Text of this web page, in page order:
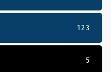
123
5